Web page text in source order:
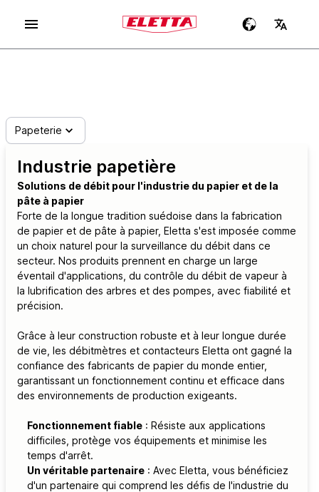
Papeterie
Industrie papetière
Solutions de débit pour l'industrie du papier et de la
pâte à papier
Forte de la longue tradition suédoise dans la fabrication
de papier et de pâte à papier, Eletta s'est imposée comme
un choix naturel pour la surveillance du débit dans ce
secteur. Nos produits prennent en charge un large
éventail d'applications, du contrôle du débit de vapeur à
la lubrification des arbres et des pompes, avec fiabilité et
précision.
Grâce à leur construction robuste et à leur longue durée
de vie, les débitmètres et contacteurs Eletta ont gagné la
confiance des fabricants de papier du monde entier,
garantissant un fonctionnement continu et efficace dans
des environnements de production exigeants.
Fonctionnement fiable : Résiste aux applications
difficiles, protège vos équipements et minimise les
temps d'arrêt.
Un véritable partenaire : Avec Eletta, vous bénéficiez
d'un partenaire qui comprend les défis de l'industrie du